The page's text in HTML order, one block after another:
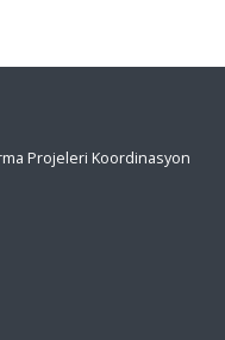
Projeleri Koordinasyon